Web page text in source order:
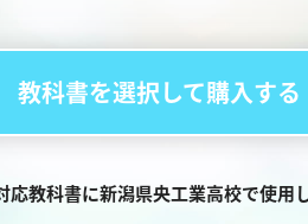
教科書を選択して購入する
応教科書に新潟県央工業高校で使用